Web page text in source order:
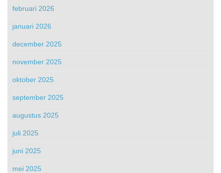
februari 2026
januari 2026
december 2025
november 2025
oktober 2025
september 2025
augustus 2025
juli 2025
juni 2025
mei 2025